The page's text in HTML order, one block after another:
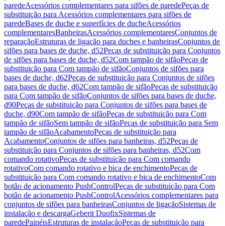
paredeAcessórios complementares para sifões de paredePeças de
substituição para Acessórios complementares para sifões de
paredeBases de duche e superfícies de ducheAcessórios
complementaresBanheirasAcessórios complementaresConjuntos de
reparaçãoEstruturas de ligação para duches e banheirasConjuntos de
sifões para bases de duche, d52Peças de substituição para Conjuntos
de sifões para bases de duche, d52Com tampão de sifãoPeças de
substituição para Com tampão de sifãoConjuntos de sifões para
bases de duche, d62Peças de substituição para Conjuntos de sifões
para bases de duche, d62Com tampão de sifãoPeças de substituição
para Com tampão de sifãoConjuntos de sifões para bases de duche,
d90Peças de substituição para Conjuntos de sifões para bases de
duche, d90Com tampão de sifãoPeças de substituição para Com
tampão de sifãoSem tampão de sifãoPeças de substituição para Sem
tampão de sifãoAcabamentoPeças de substituição para
AcabamentoConjuntos de sifões para banheiras, d52Peças de
substituição para Conjuntos de sifões para banheiras, d52Com
comando rotativoPeças de substituição para Com comando
rotativoCom comando rotativo e bica de enchimentoPeças de
substituição para Com comando rotativo e bica de enchimentoCom
botão de acionamento PushControlPeças de substituição para Com
botão de acionamento PushControlAcessórios complementares para
conjuntos de sifões para banheirasConjuntos de ligaçãoSistemas de
instalação e descargaGeberit DuofixSistemas de
paredePainéisEstruturas de instalaçãoPeças de substituição para